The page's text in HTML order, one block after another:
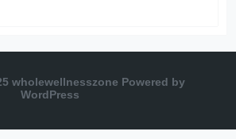
wholewellnesszone Powered by
WordPress